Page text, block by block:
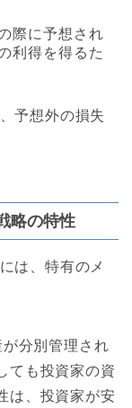
際に予想され
利得を得るた
予想外の損失
略の特性
は、特有のメ
が分別管理され
ても投資家の資
は、投資家が安